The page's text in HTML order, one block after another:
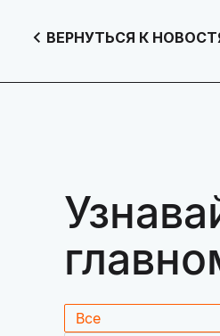
ВЕРНУТЬСЯ К
Все